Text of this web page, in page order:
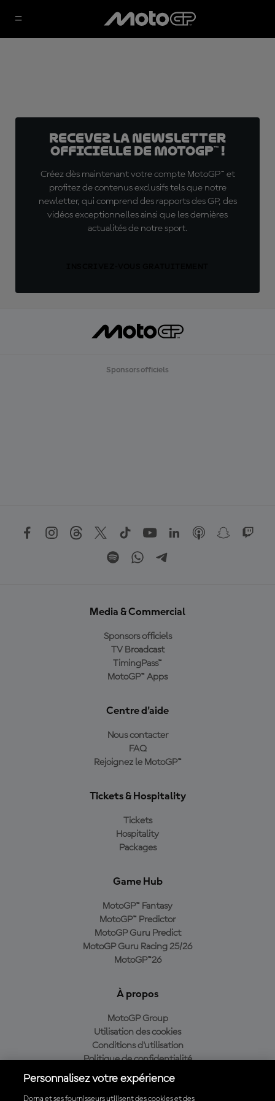
Recevez la Newsletter
officielle de MotoGP™ !
Créez dès maintenant votre compte MotoGP™ et
profitez de contenus exclusifs tels que notre
newletter, qui comprend des rapports des GP, des
vidéos exceptionnelles ainsi que les dernières
actualités de notre sport.
Sponsors officiels
Media & Commercial
Sponsors officiels
TV Broadcast
TimingPass™
MotoGP™ Apps
Centre d'aide
Nous contacter
FAQ
Rejoignez le MotoGP™
Tickets & Hospitality
Tickets
Hospitality
Packages
Game Hub
MotoGP™ Fantasy
MotoGP™ Predictor
MotoGP Guru Predict
MotoGP Guru Racing 25/26
MotoGP™26
À propos
MotoGP Group
Utilisation des cookies
Conditions d'utilisation
Politique de confidentialité
Politique d’achat
Personnalisez votre expérience
Dorna et ses fournisseurs utilisent des cookies et des